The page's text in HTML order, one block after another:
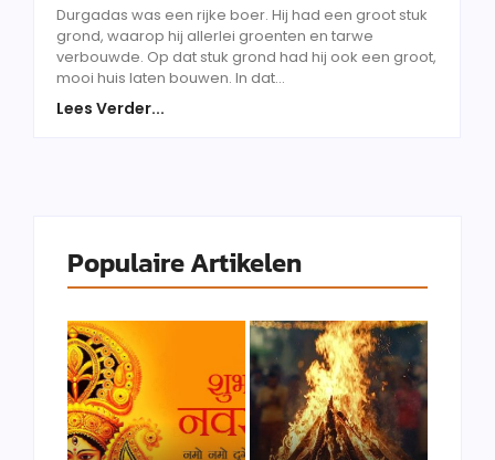
Durgadas was een rijke boer. Hij had een groot stuk
grond, waarop hij allerlei groenten en tarwe
verbouwde. Op dat stuk grond had hij ook een groot,
mooi huis laten bouwen. In dat...
Lees Verder...
Populaire Artikelen